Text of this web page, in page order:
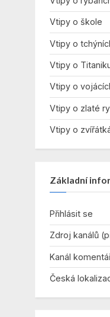
Vtipy o škole
Vtipy o
Vtipy o
Vtipy o
Vtipy o zlaté
Vtipy o
Základní
Přihlásit se
Zdroj kanálů
Kanál
Česká